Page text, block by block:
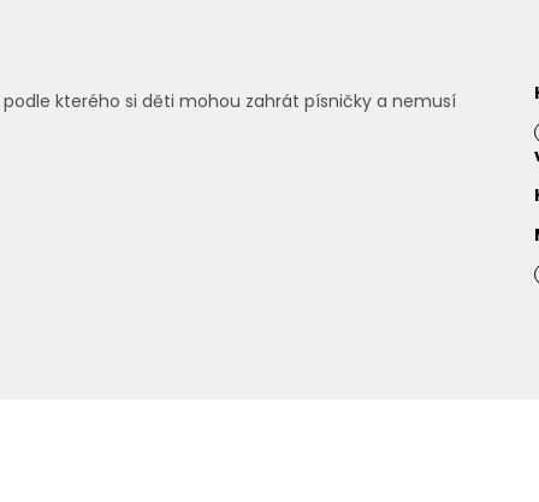
kterého si děti mohou zahrát písničky a nemusí